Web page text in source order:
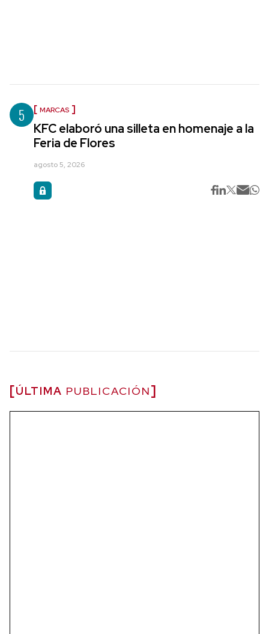
5 MARCAS
KFC elaboró una silleta en homenaje a la
Feria de Flores
agosto 5, 2026
ÚLTIMA PUBLICACIÓN